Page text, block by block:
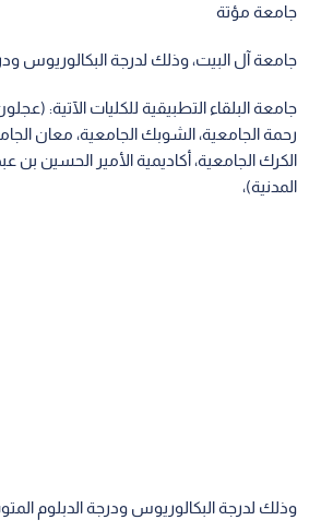
جامعة مؤتة
جامعة آل البيت، وذلك لدرجة البكالوريوس
جامعة البلقاء التطبيقية للكليات الآتية:
رحمة الجامعية، الشوبك الجامعية، معان
الكرك الجامعية، أكاديمية الأمير الحسين بن عبد
المدنية)،
وذلك لدرجة البكالوريوس ودرجة الدبلوم